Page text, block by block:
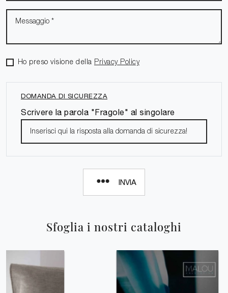
Sfoglia i nostri cataloghi
Ho preso visione della Privacy Policy
DOMANDA DI SICUREZZA
Scrivere la parola "Fragole" al singolare
INVIA